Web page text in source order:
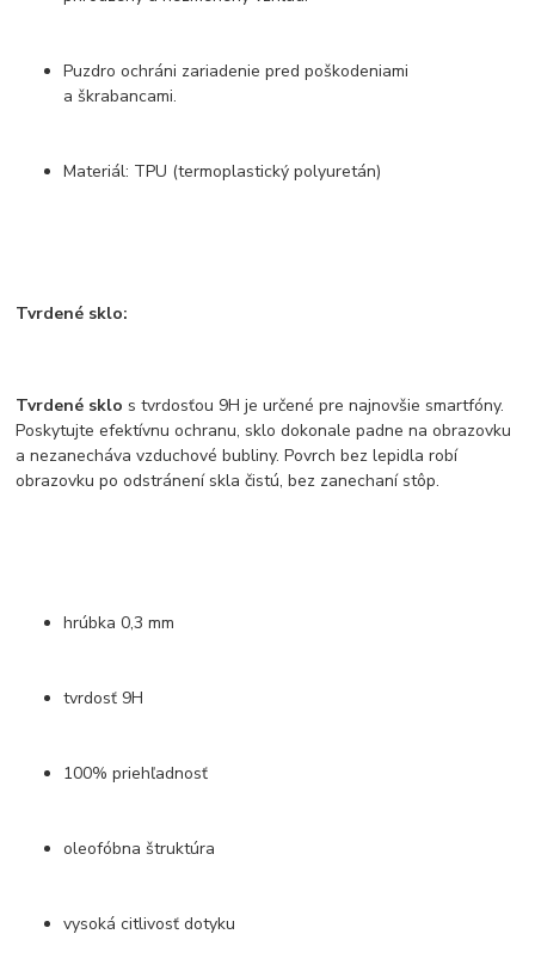
Puzdro ochráni zariadenie pred poškodeniami
a škrabancami.
Materiál: TPU (termoplastický polyuretán)
Tvrdené sklo:
Tvrdené sklo s tvrdosťou 9H je určené pre najnovšie smartfóny.
Poskytujte efektívnu ochranu, sklo dokonale padne na obrazovku
a nezanecháva vzduchové bubliny. Povrch bez lepidla robí
obrazovku po odstránení skla čistú, bez zanechaní stôp.
hrúbka 0,3 mm
tvrdosť 9H
100% priehľadnosť
oleofóbna štruktúra
vysoká citlivosť dotyku